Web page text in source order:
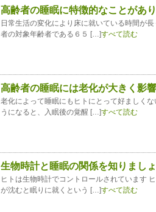
高齢者の睡眠に特徴的なことがあ
日常生活の変化により床に就いている時間が
者の対象年齢者である６５ […]すべて読む
高齢者の睡眠には老化が大きく影
老化によって睡眠にもヒトにとって好ましく
うになると、入眠後の覚醒 […]すべて読む
生物時計と睡眠の関係を知りまし
ヒトは生物時計でコントロールされています
が沈むと眠りに就くという […]すべて読む